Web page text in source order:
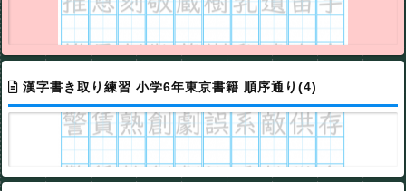
漢字書き取り練習 小学6年東京書籍 順序通り(4)